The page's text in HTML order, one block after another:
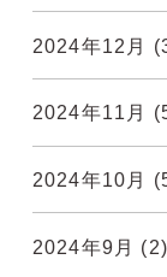
2024年12月
2024年11月
2024年10月
2024年9月 (2)